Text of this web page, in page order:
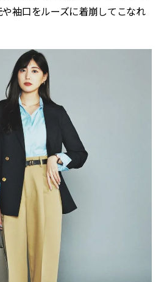
や袖口をルーズに着崩してこなれ